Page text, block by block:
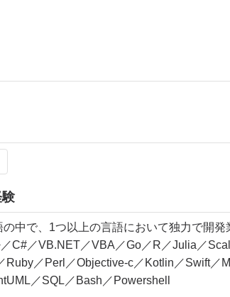
の中で、1つ以上の言語において独力で開
C#／VB.NET／VBA／Go／R／Julia／
／Perl／Objective-c／Kotlin／Swift／
／SQL／Bash／Powershell